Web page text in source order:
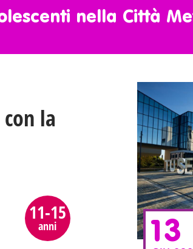
nella Città
con la
11-15
anni 13